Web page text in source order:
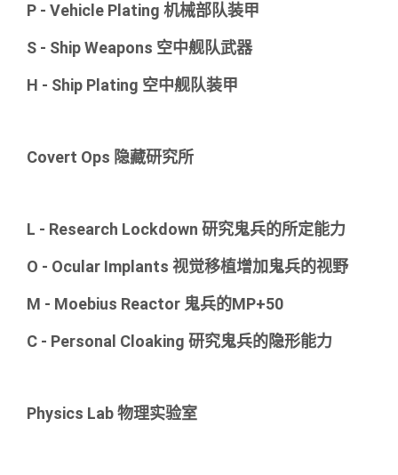
P - Vehicle Plating 机械部队装甲
S - Ship Weapons 空中舰队武器
H - Ship Plating 空中舰队装甲
Covert Ops 隐藏研究所
L - Research Lockdown 研究鬼兵的所定能力
O - Ocular Implants 视觉移植增加鬼兵的视野
M - Moebius Reactor 鬼兵的MP+50
C - Personal Cloaking 研究鬼兵的隐形能力
Physics Lab 物理实验室